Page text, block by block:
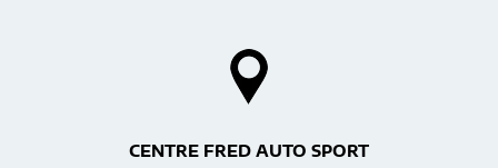
CENTRE FRED AUTO SPORT